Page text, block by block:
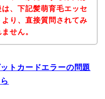
、下記髪萌育毛エッセ
り、直接質問されてみ
せん。
トカードエラーの問題